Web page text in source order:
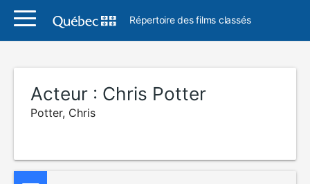
Répertoire des films classés
Acteur : Chris Potter
Potter, Chris